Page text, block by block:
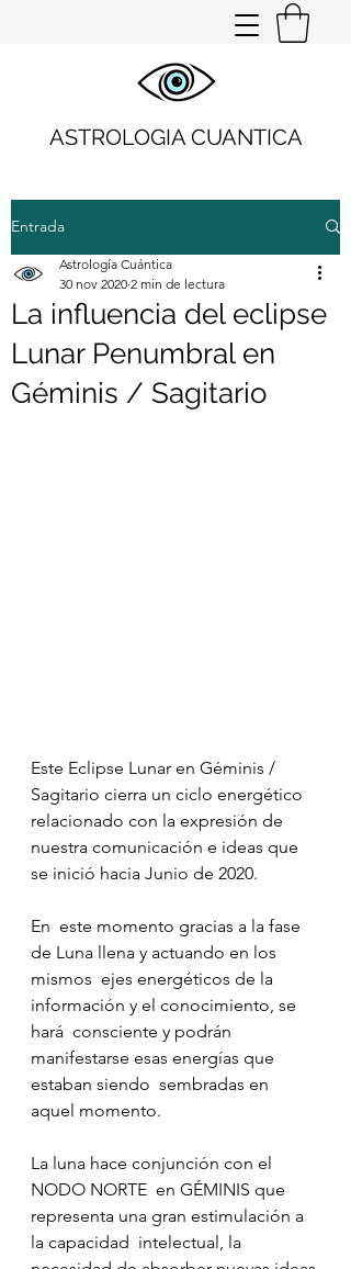
ASTROLOGIA CUANTICA
Entrada
La influencia del eclipse
Lunar Penumbral en
Géminis / Sagitario
Astrología Cuántica
30 nov 2020 2 min de lectura
Este Eclipse Lunar en Géminis /
Sagitario cierra un ciclo energético
relacionado con la expresión de
nuestra comunicación e ideas que
se inició hacia Junio de 2020.
En  este momento gracias a la fase
de Luna llena y actuando en los
mismos  ejes energéticos de la
información y el conocimiento, se
hará  consciente y podrán
manifestarse esas energías que
estaban siendo  sembradas en
aquel momento.
La luna hace conjunción con el
NODO NORTE  en GÉMINIS que
representa una gran estimulación a
la capacidad  intelectual, la